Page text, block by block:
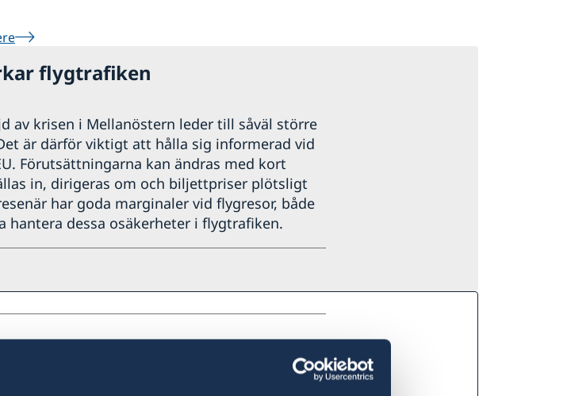
flygtrafiken
av krisen i Mellanöstern leder till såväl större
är därför viktigt att hålla sig informerad vid
Förutsättningarna kan ändras med kort
in, dirigeras om och biljettpriser plötsligt
har goda marginaler vid flygresor, både
dessa osäkerheter i flygtrafiken.